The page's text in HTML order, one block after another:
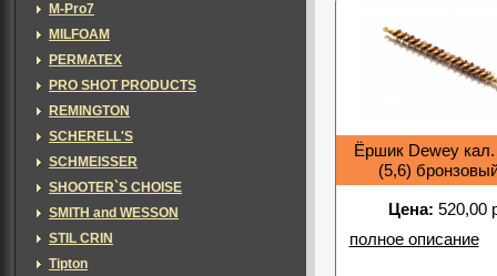
Ёршик Dewey кал.
(5,6)
Цена: 520,00
полное описание
M-Pro7
MILFOAM
PERMATEX
PRO SHOT PRODUCTS
REMINGTON
SCHERELL'S
SCHMEISSER
SHOOTER`S CHOISE
SMITH and WESSON
STIL CRIN
Tipton